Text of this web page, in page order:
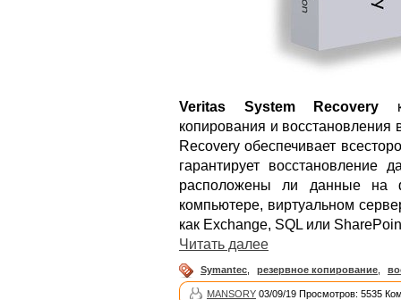
Veritas System Recovery
копирования и восстановления
Recovery обеспечивает
гарантирует восстановление
расположены ли данные на
компьютере, виртуальном
как Exchange, SQL или
Читать далее
Symantec резервное копирование
MANSORY 03/09/19 Просмотров: 5535